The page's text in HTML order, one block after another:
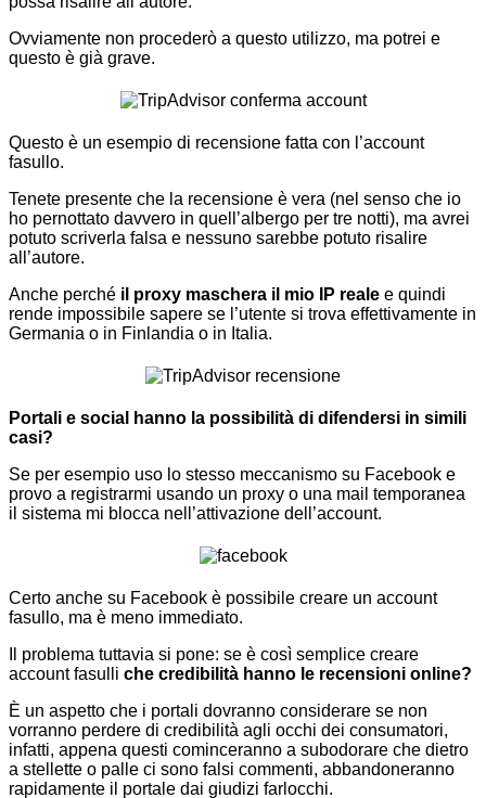
Ovviamente non procederò a questo utilizzo, ma potrei e
questo è già grave.
Questo è un esempio di recensione fatta con l’account
fasullo.
Tenete presente che la recensione è vera (nel senso che io
ho pernottato davvero in quell’albergo per tre notti), ma avrei
potuto scriverla falsa e nessuno sarebbe potuto risalire
all’autore.
Anche perché il proxy maschera il mio IP reale e quindi
rende impossibile sapere se l’utente si trova effettivamente in
Germania o in Finlandia o in Italia.
Portali e social hanno la possibilità di difendersi in simili
casi?
Se per esempio uso lo stesso meccanismo su Facebook e
provo a registrarmi usando un proxy o una mail temporanea
il sistema mi blocca nell’attivazione dell’account.
Certo anche su Facebook è possibile creare un account
fasullo, ma è meno immediato.
Il problema tuttavia si pone: se è così semplice creare
account fasulli che credibilità hanno le recensioni online?
È un aspetto che i portali dovranno considerare se non
vorranno perdere di credibilità agli occhi dei consumatori,
infatti, appena questi cominceranno a subodorare che dietro
a stellette o palle ci sono falsi commenti, abbandoneranno
rapidamente il portale dai giudizi farlocchi.